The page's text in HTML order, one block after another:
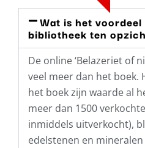
Wat is het
bibliotheek ten
De online ‘Belazeriet of
veel meer dan het boek.
het boek zijn waarde al
meer dan 1500
inmiddels uitverkocht),
edelstenen en